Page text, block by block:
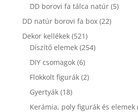
DD borovi fa tálca natúr 55
DD natúr borovi fa box 2222
Dekor kellékek 521521
termék
Díszítő elemek 254254
DIY csomagok 66
termék
Flokkolt figurák 22
Gyertyák 1818
termék
Kerámia, poly figurák és elemek